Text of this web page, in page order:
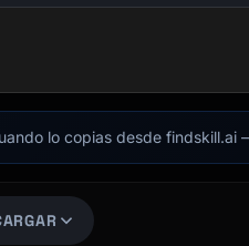
lo copias desde